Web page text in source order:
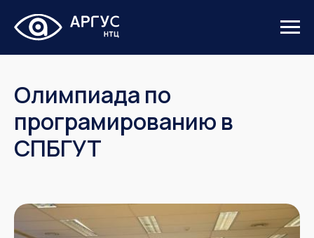
Олимпиада по
програмированию в
СПБГУТ